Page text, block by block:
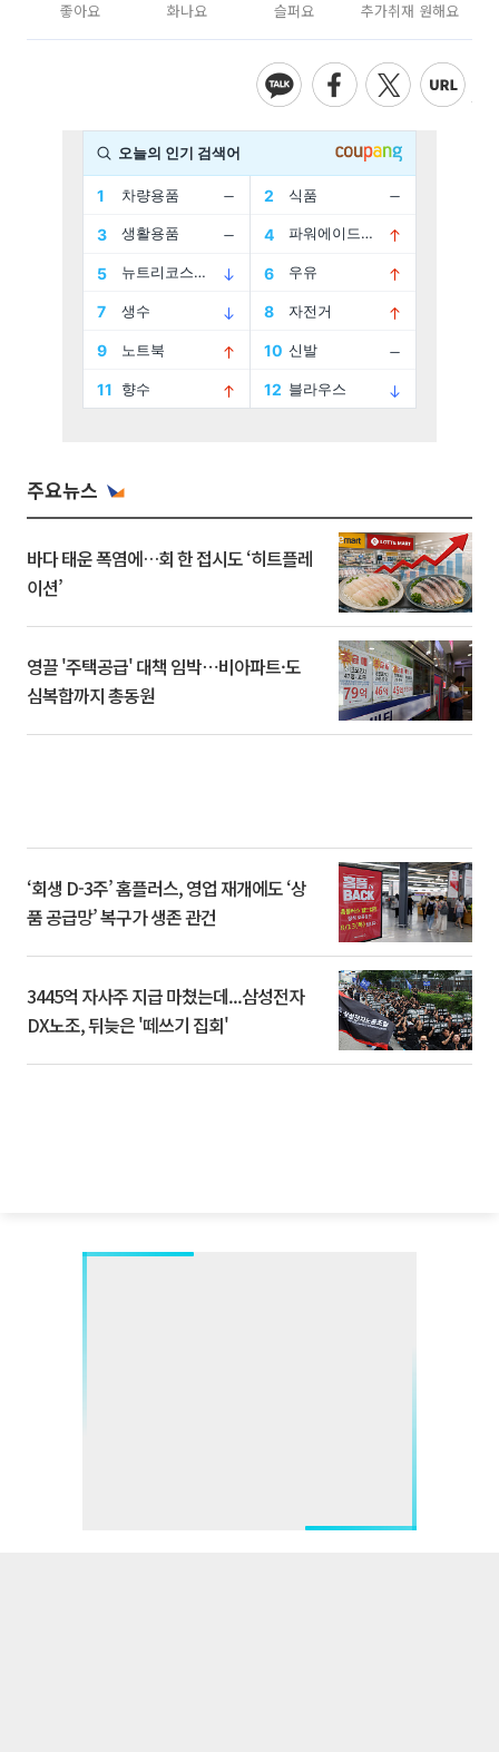
좋아요 화나요 슬퍼요 추가취재 원해요
주요뉴스
바다 태운 폭염에…회 한 접시도 ‘히트플레
이션’
영끌 '주택공급' 대책 임박⋯비아파트·도
심복합까지 총동원
‘회생 D-3주’ 홈플러스, 영업 재개에도 ‘상
품 공급망’ 복구가 생존 관건
3445억 자사주 지급 마쳤는데...삼성전자
DX노조, 뒤늦은 '떼쓰기 집회'